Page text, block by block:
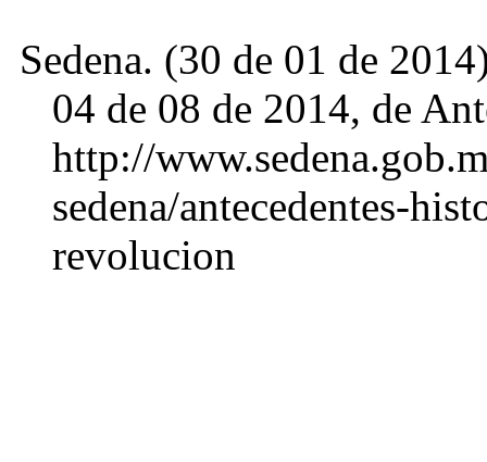
Sedena. (30 de 01 de
04 de 08 de 2014, de
http://
sedena/antecedentes-
revolucion